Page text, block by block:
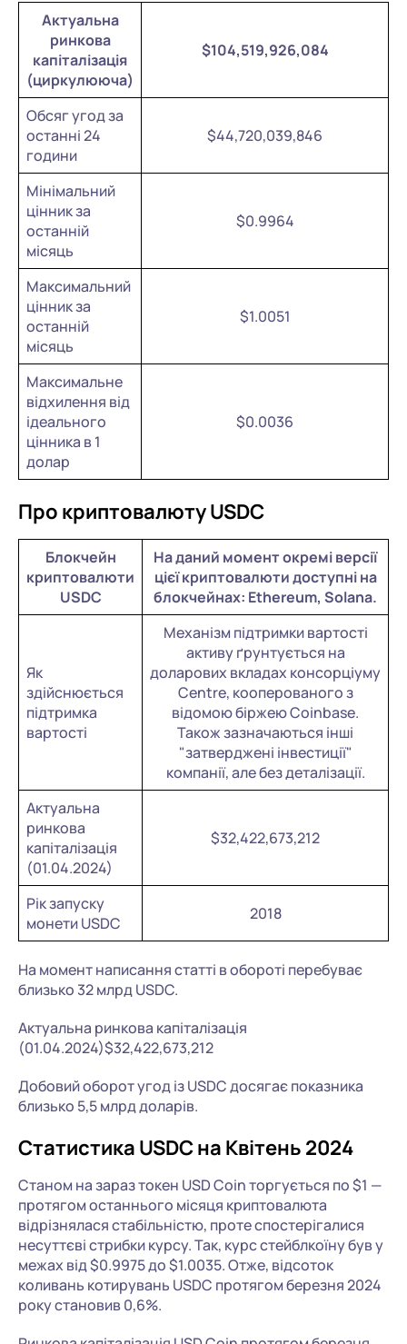
Актуальна
ринкова
капіталізація
(циркулююча)
$104,519,926,084
Обсяг угод за
останні 24
години
$44,720,039,846
Мінімальний
цінник за
останній
місяць
$0.9964
Максимальний
цінник за
останній
місяць
$1.0051
Максимальне
відхилення від
ідеального
цінника в 1
долар
$0.0036
Про криптовалюту USDC
Блокчейн
криптовалюти
USDC
На даний момент окремі версії
цієї криптовалюти доступні на
блокчейнах: Ethereum, Solana.
Як
здійснюється
підтримка
вартості
Механізм підтримки вартості
активу ґрунтується на
доларових вкладах консорціуму
Centre, кооперованого з
відомою біржею Coinbase.
Також зазначаються інші
"затверджені інвестиції"
компанії, але без деталізації.
Актуальна
ринкова
капіталізація
(01.04.2024)
$32,422,673,212
Рік запуску
монети USDC
2018
На момент написання статті в обороті перебуває
близько 32 млрд USDC.
Актуальна ринкова капіталізація
(01.04.2024)$32,422,673,212
Добовий оборот угод із USDC досягає показника
близько 5,5 млрд доларів.
Статистика USDC на Квітень 2024
Станом на зараз токен USD Coin торгується по $1 —
протягом останнього місяця криптовалюта
відрізнялася стабільністю, проте спостерігалися
несуттєві стрибки курсу. Так, курс стейблкоїну був у
межах від $0.9975 до $1.0035. Отже, відсоток
коливань котирувань USDC протягом березня 2024
року становив 0,6%.